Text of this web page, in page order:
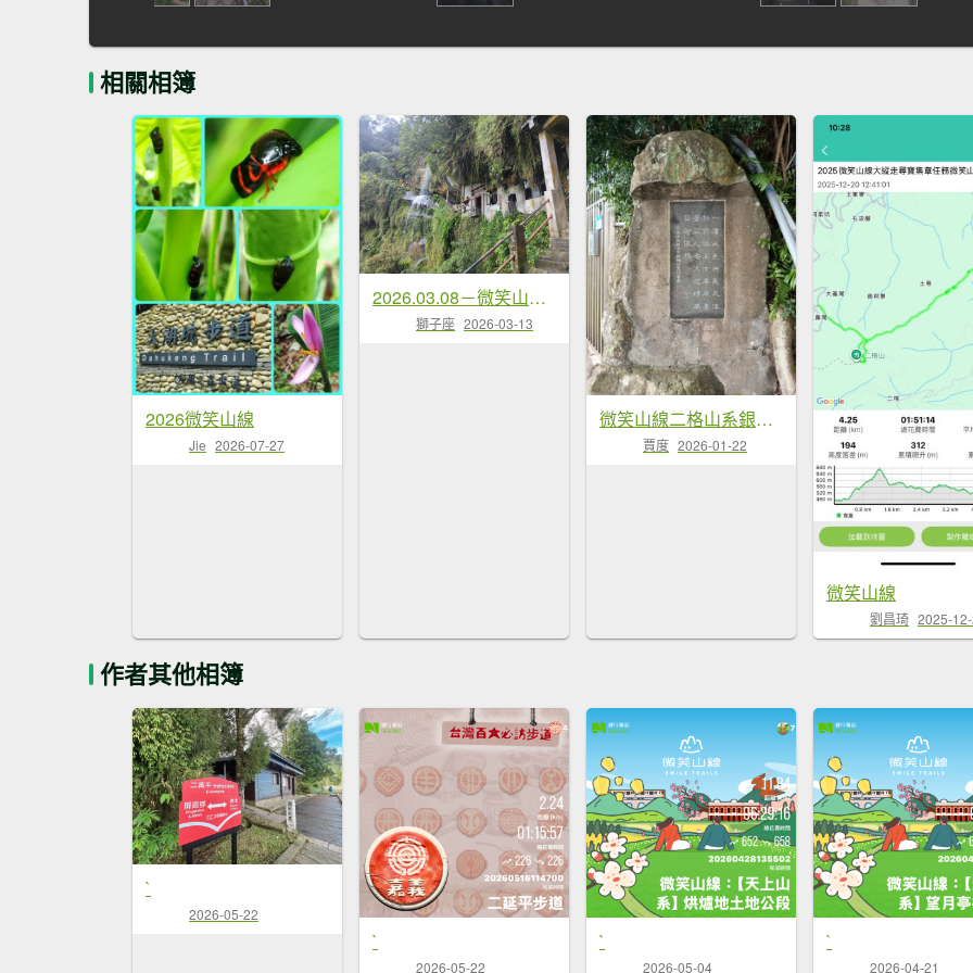
相關相簿
2026微笑山線
Jie 2026-07-27
2026.03.08－微笑山線：【二格山系】銀河洞越嶺段&貓空纜車
獅子座 2026-03-13
微笑山線二格山系銀河洞越嶺段
賈度 2026-01-22
微笑山線
劉昌琦 2025-
作者其他相簿
`
2026-05-22
`
2026-05-22
`
2026-05-04
`
2026-04-21